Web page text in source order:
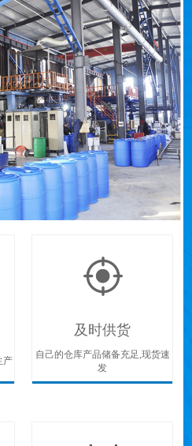
产
及时供货
自己的仓库产品储备充足,现货速
发